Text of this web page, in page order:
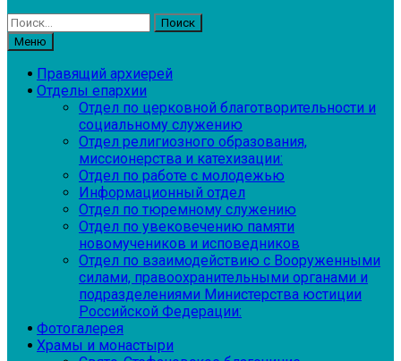
Найти:
Меню
Правящий архиерей
Отделы епархии
Отдел по церковной благотворительности и
социальному служению
Отдел религиозного образования,
миссионерства и катехизации:
Отдел по работе с молодежью
Информационный отдел
Отдел по тюремному служению
Отдел по увековечению памяти
новомучеников и исповедников
Отдел по взаимодействию с Вооруженными
силами, правоохранительными органами и
подразделениями Министерства юстиции
Российской Федерации:
Фотогалерея
Храмы и монастыри